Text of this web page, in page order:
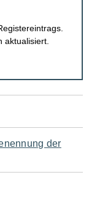
aktualisiert.
der